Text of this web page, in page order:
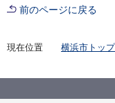
前のページに戻る
現在位置 横浜市トッ
横浜港大さ
のＬＮＧバ